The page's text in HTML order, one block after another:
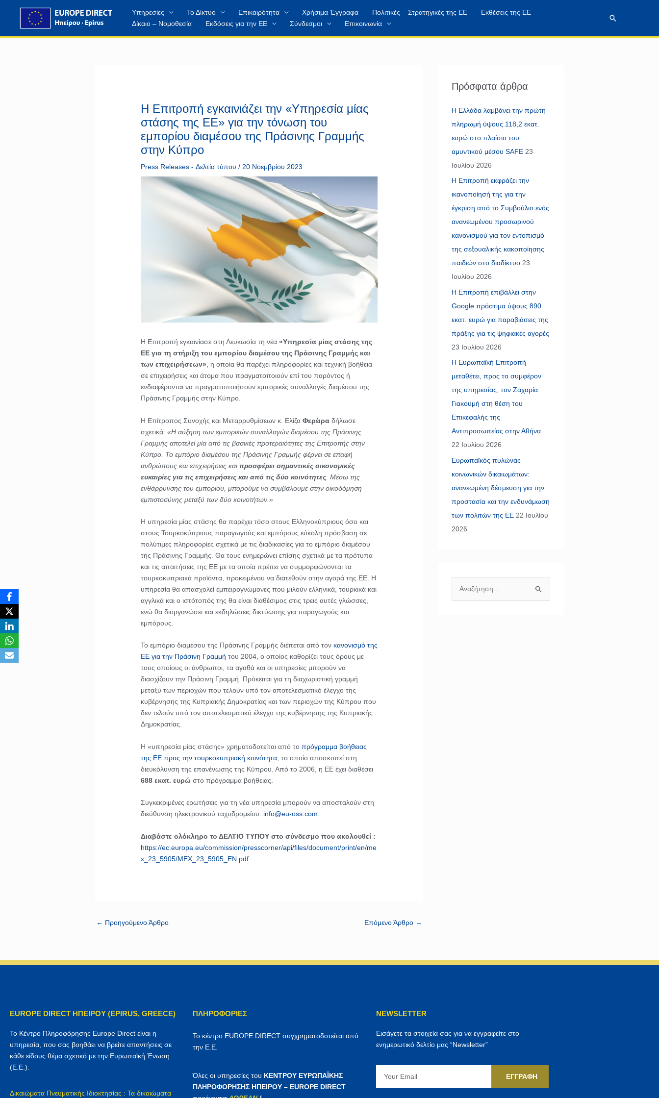
περιεχόμενο
περιεχόμενο
Υπηρεσίες Το Δίκτυο Επικαιρότητα Χρήσιμα Έγγραφα Πολιτικές – Στρατηγικές της ΕΕ
Εκθέσεις της ΕΕ
Δίκαιο – Νομοθεσία
Εκδόσεις για την ΕΕ Σύνδεσμοι Επικοινωνία
Αναζήτηση
Η Επιτροπή εγκαινιάζει την «Υπηρεσία μίας
στάσης της ΕΕ» για την τόνωση του
εμπορίου διαμέσου της Πράσινης Γραμμής
στην Κύπρο
Press Releases - Δελτία τύπου / 20 Νοεμβρίου 2023
Η Επιτροπή εγκαινίασε στη Λευκωσία τη νέα «Υπηρεσία μίας στάσης της
ΕΕ για τη στήριξη του εμπορίου διαμέσου της Πράσινης Γραμμής και
των επιχειρήσεων», η οποία θα παρέχει πληροφορίες και τεχνική βοήθεια
σε επιχειρήσεις και άτομα που πραγματοποιούν επί του παρόντος ή
ενδιαφέρονται να πραγματοποιήσουν εμπορικές συναλλαγές διαμέσου της
Πράσινης Γραμμής στην Κύπρο.
Η Επίτροπος Συνοχής και Μεταρρυθμίσεων κ. Ελίζα Φερέιραδήλωσε
σχετικά: «Η αύξηση των εμπορικών συναλλαγών διαμέσου της Πράσινης
Γραμμής αποτελεί μία από τις βασικές προτεραιότητες της Επιτροπής στην
Κύπρο. Το εμπόριο διαμέσου της Πράσινης Γραμμής φέρνει σε επαφή
ανθρώπους και επιχειρήσεις και προσφέρει σημαντικές οικονομικές
ευκαιρίες για τις επιχειρήσεις και από τις δύο κοινότητες. Μέσω της
ενθάρρυνσης του εμπορίου, μπορούμε να συμβάλουμε στην οικοδόμηση
εμπιστοσύνης μεταξύ των δύο κοινοτήτων.»
Η υπηρεσία μίας στάσης θα παρέχει τόσο στους Ελληνοκύπριους όσο και
στους Τουρκοκύπριους παραγωγούς και εμπόρους εύκολη πρόσβαση σε
πολύτιμες πληροφορίες σχετικά με τις διαδικασίες για το εμπόριο διαμέσου
της Πράσινης Γραμμής. Θα τους ενημερώνει επίσης σχετικά με τα πρότυπα
και τις απαιτήσεις της ΕΕ με τα οποία πρέπει να συμμορφώνονται τα
τουρκοκυπριακά προϊόντα, προκειμένου να διατεθούν στην αγορά της ΕΕ. Η
υπηρεσία θα απασχολεί εμπειρογνώμονες που μιλούν ελληνικά, τουρκικά και
αγγλικά και ο ιστότοπός της θα είναι διαθέσιμος στις τρεις αυτές γλώσσες,
ενώ θα διοργανώσει και εκδηλώσεις δικτύωσης για παραγωγούς και
εμπόρους.
Το εμπόριο διαμέσου της Πράσινης Γραμμής διέπεται από τον κανονισμό της
ΕΕ για την Πράσινη Γραμμή του 2004, ο οποίος καθορίζει τους όρους με
τους οποίους οι άνθρωποι, τα αγαθά και οι υπηρεσίες μπορούν να
διασχίζουν την Πράσινη Γραμμή. Πρόκειται για τη διαχωριστική γραμμή
μεταξύ των περιοχών που τελούν υπό τον αποτελεσματικό έλεγχο της
κυβέρνησης της Κυπριακής Δημοκρατίας και των περιοχών της Κύπρου που
δεν τελούν υπό τον αποτελεσματικό έλεγχο της κυβέρνησης της Κυπριακής
Δημοκρατίας.
Η «υπηρεσία μίας στάσης» χρηματοδοτείται από το πρόγραμμα βοήθειας
της ΕΕ προς την τουρκοκυπριακή κοινότητα, το οποίο αποσκοπεί στη
διευκόλυνση της επανένωσης της Κύπρου. Από το 2006, η ΕΕ έχει διαθέσει
688 εκατ. ευρώστο πρόγραμμα βοήθειας.
Συγκεκριμένες ερωτήσεις για τη νέα υπηρεσία μπορούν να αποσταλούν στη
διεύθυνση ηλεκτρονικού ταχυδρομείου: info@eu-oss.com
Διαβάστε ολόκληρο το ΔΕΛΤΙΟ ΤΥΠΟΥ στο σύνδεσμο που ακολουθεί :
https://ec.europa.eu/commission/presscorner/api/files/document/print/en/me
x_23_5905/MEX_23_5905_EN.pdf
← Προηγούμενο Άρθρο Επόμενο Άρθρο →
Πρόσφατα άρθρα
Η Ελλάδα λαμβάνει την πρώτη
πληρωμή ύψους 118,2 εκατ.
ευρώ στο πλαίσιο του
αμυντικού μέσου SAFE 23
Ιουλίου 2026
Η Επιτροπή εκφράζει την
ικανοποίησή της για την
έγκριση από το Συμβούλιο ενός
ανανεωμένου προσωρινού
κανονισμού για τον εντοπισμό
της σεξουαλικής κακοποίησης
παιδιών στο διαδίκτυο 23
Ιουλίου 2026
Η Επιτροπή επιβάλλει στην
Google πρόστιμα ύψους 890
εκατ. ευρώ για παραβιάσεις της
πράξης για τις ψηφιακές αγορές
23 Ιουλίου 2026
Η Ευρωπαϊκή Επιτροπή
μεταθέτει, προς το συμφέρον
της υπηρεσίας, τον Ζαχαρία
Γιακουμή στη θέση του
Επικεφαλής της
Αντιπροσωπείας στην Αθήνα
22 Ιουλίου 2026
Ευρωπαϊκός πυλώνας
κοινωνικών δικαιωμάτων:
ανανεωμένη δέσμευση για την
προστασία και την ενδυνάμωση
των πολιτών της ΕΕ 22 Ιουλίου
2026
EUROPE DIRECT ΗΠΕΙΡΟΥ (EPIRUS, GREECE)
Το Κέντρο Πληροφόρησης Europe Direct είναι η
υπηρεσία, που σας βοηθάει να βρείτε απαντήσεις σε
κάθε είδους θέμα σχετικό με την Ευρωπαϊκή Ένωση
(Ε.Ε.).
Δικαιώματα Πνευματικής Ιδιοκτησίας : Τα δικαιώματα
ΠΛΗΡΟΦΟΡΊΕΣ
Το κέντρο EUROPE DIRECT συγχρηματοδοτείται από
την Ε.Ε.
Όλες οι υπηρεσίες του ΚΕΝΤΡΟΥ ΕΥΡΩΠΑΪΚΗΣ
ΠΛΗΡΟΦΟΡΗΣΗΣ ΗΠΕΙΡΟΥ – EUROPE DIRECT
NEWSLETTER
Εισάγετε τα στοιχεία σας για να εγγραφείτε στο
ενημερωτικό δελτίο μας “Newsletter”
ΕΓΓΡΑΦΉ